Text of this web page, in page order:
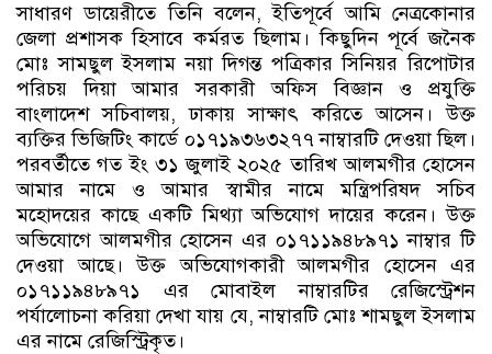
সাধারণ ডায়েরীতে তিনি বলেন, ইতিপূর্বে আমি নেত্রকোনার
জেলা প্রশাসক হিসাবে কর্মরত ছিলাম। কিছুদিন পূর্বে জনৈক
মোঃ সামছুল ইসলাম নয়া দিগন্ত পত্রিকার সিনিয়র রিপোটার
পরিচয় দিয়া আমার সরকারী অফিস বিজ্ঞান ও প্রযুক্তি
বাংলাদেশ সচিবালয়, ঢাকায় সাক্ষাৎ করিতে আসেন। উক্ত
ব্যক্তির ভিজিটিং কার্ডে ০১৭১৯৩৬৩২৭৭ নাম্বারটি দেওয়া ছিল।
পরবর্তীতে গত ইং ৩১ জুলাই ২০২৫ তারিখ আলমগীর হোসেন
আমার নামে ও আমার স্বামীর নামে মন্ত্রিপরিষদ সচিব
মহোদয়ের কাছে একটি মিথ্যা অভিযোগ দায়ের করেন। উক্ত
অভিযোগে আলমগীর হোসেন এর ০১৭১১৯৪৮৯৭১ নাম্বার টি
দেওয়া আছে। উক্ত অভিযোগকারী আলমগীর হোসেন এর
০১৭১১৯৪৮৯৭১ এর মোবাইল নাম্বারটির রেজিস্ট্রেশন
পর্যালোচনা করিয়া দেখা যায় যে, নাম্বারটি মোঃ শামছুল ইসলাম
এর নামে রেজিস্ট্রিকৃত।